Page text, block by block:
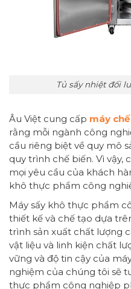
Tủ sấy nhiệt đối
Âu Việt cung cấp máy
rằng mỗi ngành công
cầu riêng biệt về quy mô
quy trình chế biến. Vì
mọi yêu cầu của khách
khô thực phẩm công
Máy sấy khô thực phẩm
thiết kế và chế tạo dựa
trình sản xuất chất lượng
vật liệu và linh kiện chất
vững và độ tin cậy của
nghiệm của chúng tôi sẽ
thực phẩm công nghiệp